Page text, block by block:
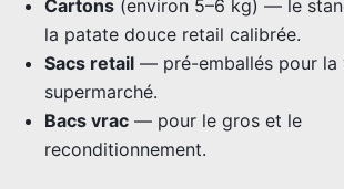
Cartons (environ 5–6 kg) — le
la patate douce retail calibrée.
Sacs retail — pré-emballés pour la
supermarché.
Bacs vrac — pour le gros et le
reconditionnement.